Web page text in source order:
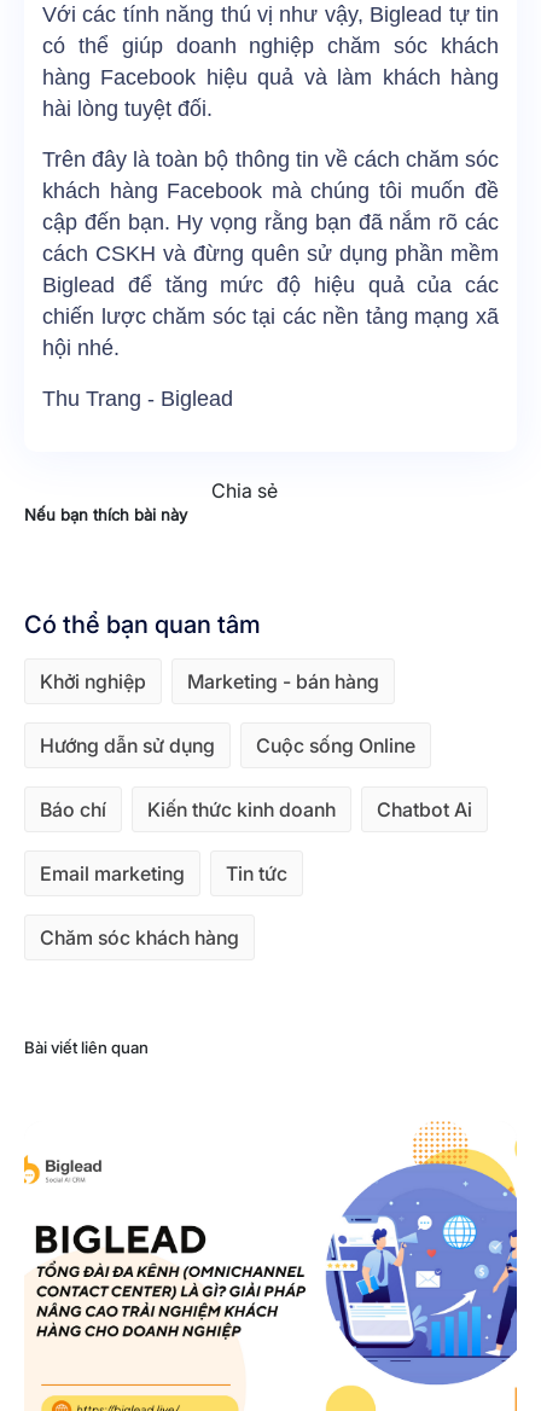
Với các tính năng thú vị như vậy, Biglead tự tin
có thể giúp doanh nghiệp chăm sóc khách
hàng Facebook hiệu quả và làm khách hàng
hài lòng tuyệt đối.
Trên đây là toàn bộ thông tin về cách chăm sóc
khách hàng Facebook mà chúng tôi muốn đề
cập đến bạn. Hy vọng rằng bạn đã nắm rõ các
cách CSKH và đừng quên sử dụng phần mềm
Biglead để tăng mức độ hiệu quả của các
chiến lược chăm sóc tại các nền tảng mạng xã
hội nhé.
Thu Trang - Biglead
Nếu bạn thích bài này
Chia sẻ
Có thể bạn quan tâm
Khởi nghiệp Marketing - bán hàng
Hướng dẫn sử dụng Cuộc sống Online
Báo chí Kiến thức kinh doanh Chatbot Ai
Email marketing Tin tức
Chăm sóc khách hàng
Bài viết liên quan